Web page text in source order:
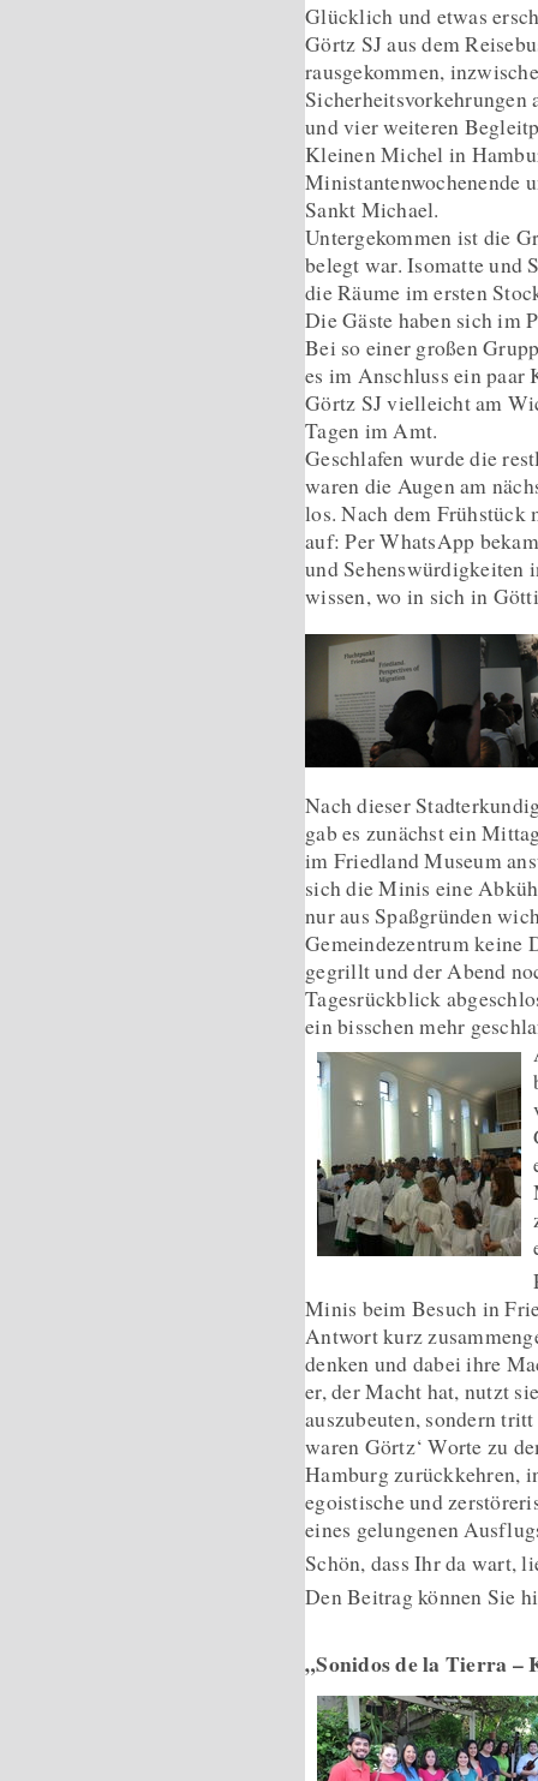
Glücklich und etwas
Görtz SJ aus dem
rausgekommen,
Sicherheitsvorkehrungen
und vier weiteren
Kleinen Michel in
Ministantenwochenende
Sankt Michael.
Untergekommen ist die
belegt war. Isomatte und
die Räume im ersten
Die Gäste haben sich im
Bei so einer großen
es im Anschluss ein paar
Görtz SJ vielleicht am
Tagen im Amt.
Geschlafen wurde die
waren die Augen am
los. Nach dem
auf: Per WhatsApp
und Sehenswürdigkeiten
wissen, wo in sich in
Nach dieser
gab es zunächst ein
im Friedland Museum
sich die Minis eine
nur aus Spaßgründen
Gemeindezentrum keine
gegrillt und der Abend
Tagesrückblick
ein bisschen mehr
Minis beim Besuch in
Antwort kurz
denken und dabei ihre
er, der Macht hat, nutzt
auszubeuten, sondern
waren Görtz‘ Worte zu
Hamburg zurückkehren,
egoistische und
eines gelungenen
Schön, dass Ihr da wart,
Den Beitrag können Sie
„Sonidos de la Tierra